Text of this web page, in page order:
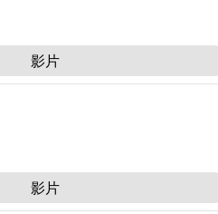
影片
影片